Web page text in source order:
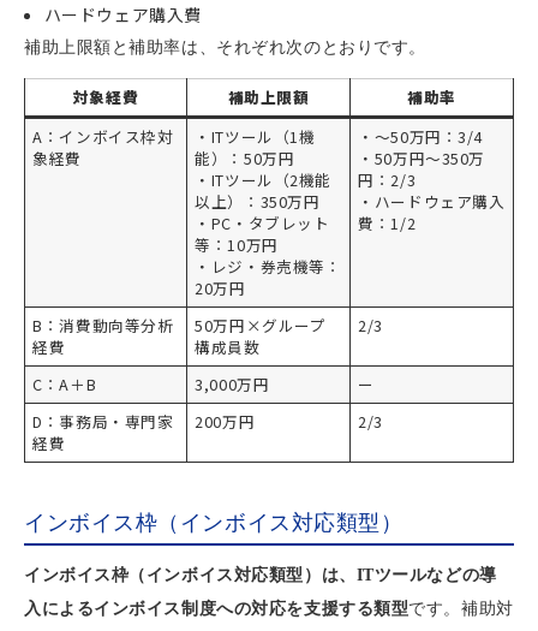
ハードウェア購入費
補助上限額と補助率は、それぞれ次のとおりです。
対象経費 補助上限額
補助率
A：インボイス枠対
象経費
・ITツール（1機
能）：50万円
・ITツール（2機能
以上）：350万円
・PC・タブレット
等：10万円
・レジ・券売機等：
20万円
・～50万円：3/4
・50万円～350万
円：2/3
・ハードウェア購入
費：1/2
B：消費動向等分析
経費
50万円×グループ
構成員数
2/3
C：A＋B 3,000万円
ー
D：事務局・専門家
経費
200万円 2/3
インボイス枠（インボイス対応類型）
インボイス枠（インボイス対応類型）は、ITツールなどの導
入によるインボイス制度への対応を支援する類型です。補助対